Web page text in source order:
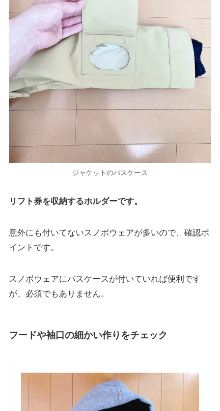
ジャケットのパスケース
リフト券を収納するホルダーです。
意外にも付いてないスノボウェアが多いので、確認ポ
イントです。
スノボウェアにパスケースが付いていれば便利です
が、必須でもありません。
フードや袖口の細かい作りをチェック